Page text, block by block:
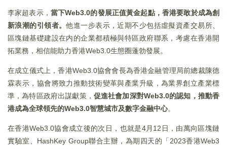
李家超表示， 當下Web3.0的發展正值黃金起點，香港要敢於成為創
新浪潮的引領者。他進一步表示，近期不少包括虛擬資產交易所、
區塊鏈基礎建設在内的企業都積極與特區政府聯系，考慮在香港開
拓業務，相信能助力香港Web3.0生態圈蓬勃發展。
在成立儀式上，香港Web3.0協會會長為香港金融管理局前總裁陳德
霖表示，協會將致力推動技術變革與產業升級，為業界創立產業標
準，為特區政府出謀獻策， 促進社會加深對Web3.0的認知，推動香
港成為全球領先的Web3.0智慧城市及數字金融中心。
在香港Web3.0協會成立後的次日，也就是4月12日，由萬向區塊鏈
實驗室、HashKey Group聯合主辦，為期四天的「2023香港Web3